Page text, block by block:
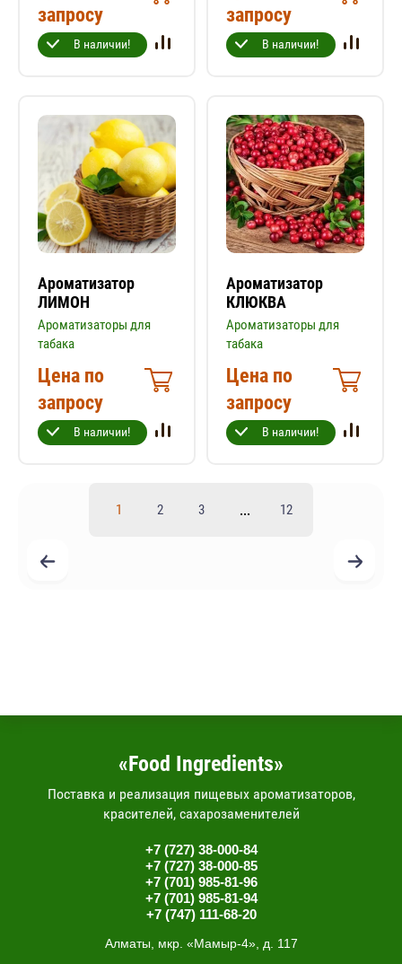
запросу
В наличии!
запросу
В наличии!
Ароматизатор
ЛИМОН
Ароматизаторы для
табака
Цена по
запросу
В наличии!
Ароматизатор
КЛЮКВА
Ароматизаторы для
табака
Цена по
запросу
В наличии!
1 2 3 ... 12
«Food Ingredients»
Поставка и реализация пищевых ароматизаторов,
красителей, сахарозаменителей
+7 (727) 38-000-84
+7 (727) 38-000-85
+7 (701) 985-81-96
+7 (701) 985-81-94
+7 (747) 111-68-20
Алматы, мкр. «Мамыр-4», д. 117